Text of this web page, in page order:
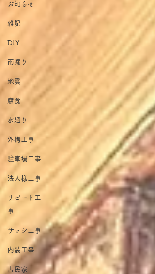
お知らせ
雑記
DIY
雨漏り
地震
腐食
水廻り
外構工事
駐車場工事
法人様工事
リピート工
事
サッシ工事
内装工事
古民家